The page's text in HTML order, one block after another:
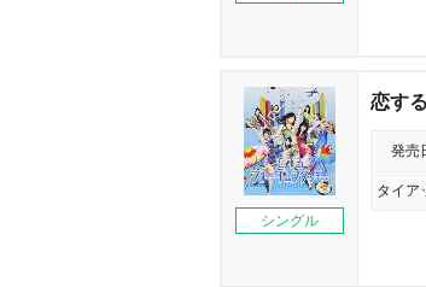
シングル
恋す
発売
タイア